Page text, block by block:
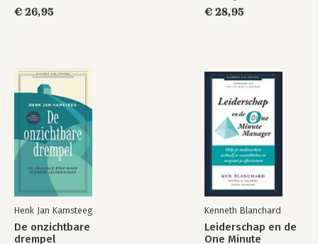
€ 26,95
teams
€ 28,95
Henk Jan Kamsteeg
De onzichtbare
drempel
Kenneth Blanchard
Leiderschap en de
One Minute